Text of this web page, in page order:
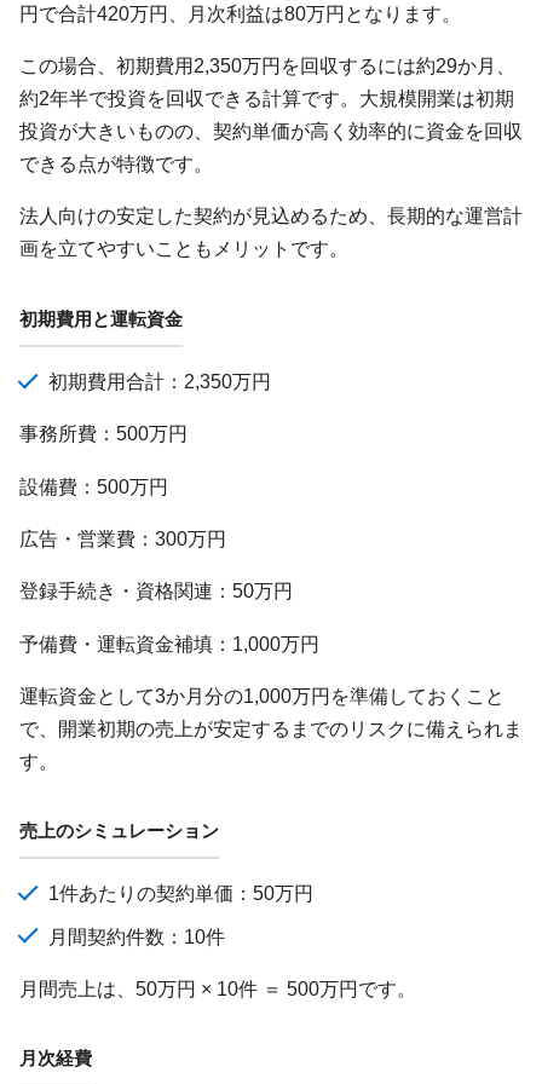
円で合計420万円、月次利益は80万円となります。
この場合、初期費用2,350万円を回収するには約29か月、
約2年半で投資を回収できる計算です。大規模開業は初期
投資が大きいものの、契約単価が高く効率的に資金を回収
できる点が特徴です。
法人向けの安定した契約が見込めるため、長期的な運営計
画を立てやすいこともメリットです。
初期費用と運転資金
初期費用合計：2,350万円
事務所費：500万円
設備費：500万円
広告・営業費：300万円
登録手続き・資格関連：50万円
予備費・運転資金補填：1,000万円
運転資金として3か月分の1,000万円を準備しておくこと
で、開業初期の売上が安定するまでのリスクに備えられま
す。
売上のシミュレーション
1件あたりの契約単価：50万円
月間契約件数：10件
月間売上は、50万円 × 10件 ＝ 500万円です。
月次経費